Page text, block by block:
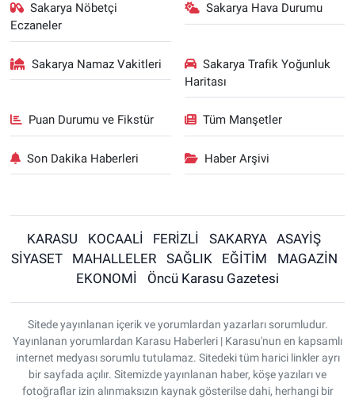
Sakarya Nöbetçi
Eczaneler
Sakarya Hava Durumu
Sakarya Namaz Vakitleri
Sakarya Trafik Yoğunluk
Haritası
Puan Durumu ve Fikstür Tüm Manşetler
Son Dakika Haberleri Haber Arşivi
KARASU KOCAALİ FERİZLİ SAKARYA
ASAYİŞ
SİYASET
MAHALLELER SAĞLIK EĞİTİM
MAGAZİN
EKONOMİ
Öncü Karasu Gazetesi
Sitede yayınlanan içerik ve yorumlardan yazarları sorumludur.
Yayınlanan yorumlardan Karasu Haberleri | Karasu'nun en kapsamlı
internet medyası sorumlu tutulamaz. Sitedeki tüm harici linkler ayrı
bir sayfada açılır. Sitemizde yayınlanan haber, köşe yazıları ve
fotoğraflar izin alınmaksızın kaynak gösterilse dahi, herhangi bir